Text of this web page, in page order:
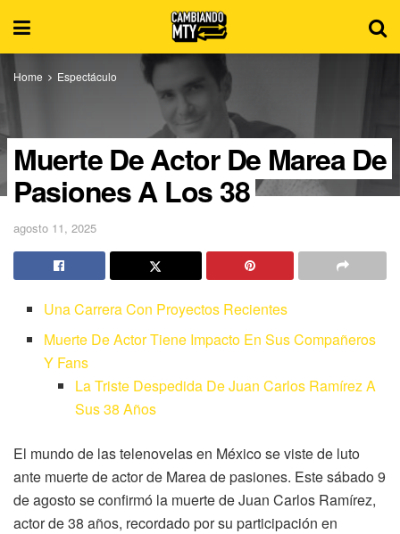
Home Espectáculo
Muerte De Actor De Marea De
Pasiones A Los 38
agosto 11, 2025
Una Carrera Con Proyectos Recientes
Muerte De Actor Tiene Impacto En Sus Compañeros
Y Fans
La Triste Despedida De Juan Carlos Ramírez A
Sus 38 Años
El mundo de las telenovelas en México se viste de luto
ante muerte de actor de Marea de pasiones. Este sábado 9
de agosto se confirmó la muerte de Juan Carlos Ramírez,
actor de 38 años, recordado por su participación en